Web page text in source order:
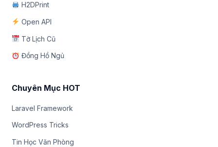
H2DPrint
Open API
Tờ Lịch Cũ
Đồng Hồ Ngủ
Chuyên Mục HOT
Laravel Framework
WordPress Tricks
Tin Học Văn Phòng